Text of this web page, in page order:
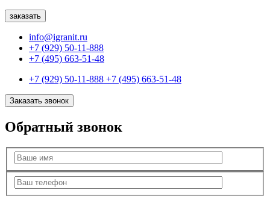
info@igranit.ru
+7 (929) 50-11-888
+7 (495) 663-51-48
+7 (929) 50-11-888 +7 (495) 663-51-48
Заказать звонок
Обратный звонок